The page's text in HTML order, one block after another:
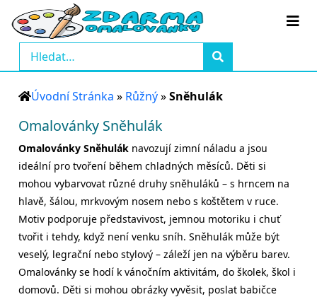
Úvodní Stránka » Růžný»Sněhulák
Omalovánky Sněhulák
Omalovánky Sněhulák navozují zimní náladu a jsou
ideální pro tvoření během chladných měsíců. Děti si
mohou vybarvovat různé druhy sněhuláků – s hrncem na
hlavě, šálou, mrkvovým nosem nebo s koštětem v ruce.
Motiv podporuje představivost, jemnou motoriku i chuť
tvořit i tehdy, když není venku sníh. Sněhulák může být
veselý, legrační nebo stylový – záleží jen na výběru barev.
Omalovánky se hodí k vánočním aktivitám, do školek, škol i
domovů. Děti si mohou obrázky vyvěsit, poslat babičce